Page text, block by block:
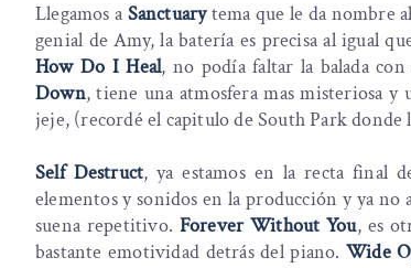
Llegamos aSanctuarytema que le da nombre
genial de Amy, la batería es precisa al igual
How Do I Heal, no podía faltar la balada
Down, tiene una atmosfera mas misteriosa y
jeje, (recordé el capitulo de South Park
Self Destruct, ya estamos en la recta final
elementos y sonidos en la producción y ya no
suena repetitivo. Forever Without You, es
bastante emotividad detrás del piano.Wide